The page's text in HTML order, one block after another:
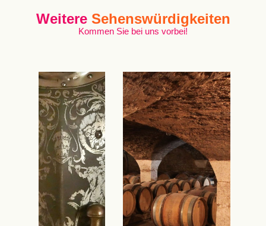
Weitere Sehenswürdigkeiten
Kommen Sie bei uns vorbei!